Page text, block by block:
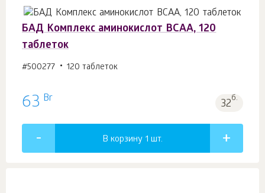
БАД Комплекс аминокислот BCAA, 120
таблеток
#500277 120 таблеток
63 Br 32б.
В корзину 1 шт.